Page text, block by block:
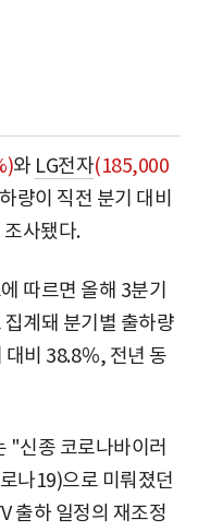
와 LG전자(185,000
량이 직전 분기 대비
사됐다.
따르면 올해 3분기
계돼 분기별 출하량
대비 38.8％, 전년 동
"신종 코로나바이러
나19)으로 미뤄졌던
출하 일정의 재조정